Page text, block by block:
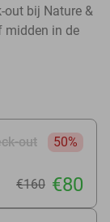
bij Nature &
midden in de
out
50%
€160 €80